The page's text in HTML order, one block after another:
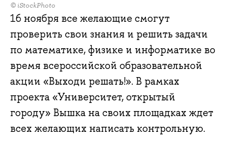
© iStockPhoto
16 ноября все желающие смогут
проверить свои знания и решить задачи
по математике, физике и информатике во
время всероссийской образовательной
акции «Выходи решать!». В рамках
проекта «Университет, открытый
городу» Вышка на своих площадках ждет
всех желающих написать контрольную.